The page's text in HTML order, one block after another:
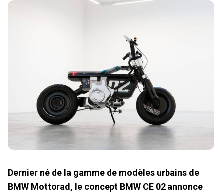
Dernier né de la gamme de modèles urbains de
BMW Mottorad, le concept BMW CE 02 annonce